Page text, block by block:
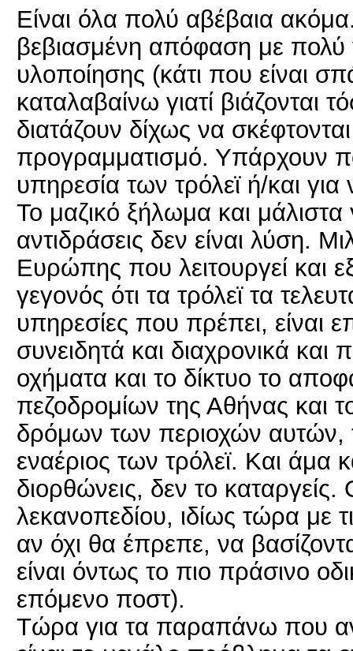
Είναι όλα πολύ αβέβαια
βεβιασμένη απόφαση με
υλοποίησης (κάτι που είναι
καταλαβαίνω γιατί βιάζονται
διατάζουν δίχως να
προγραμματισμό. Υπάρχουν
υπηρεσία των τρόλεϊ ή/και για
Το μαζικό ξήλωμα και
αντιδράσεις δεν είναι λύση.
Ευρώπης που λειτουργεί και
γεγονός ότι τα τρόλεϊ τα
υπηρεσίες που πρέπει, είναι
συνειδητά και διαχρονικά και
οχήματα και το δίκτυο το
πεζοδρομίων της Αθήνας και
δρόμων των περιοχών αυτών,
εναέριος των τρόλεϊ. Και άμα
διορθώνεις, δεν το καταργείς.
λεκανοπεδίου, ιδίως τώρα με
αν όχι θα έπρεπε, να
είναι όντως το πιο πράσινο
επόμενο ποστ).
Τώρα για τα παραπάνω που